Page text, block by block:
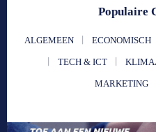
Populaire
ALGEMEEN ECONOMISCH
TECH & ICT
MARKETING